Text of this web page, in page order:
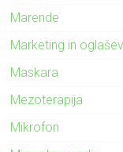
Marende
Marketing in
Maskara
Mezoterapija
Mikrofon